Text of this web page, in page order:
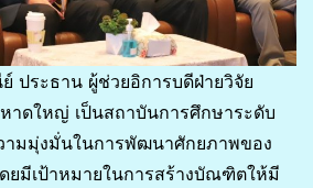
ประธาน ผู้ช่วยอิการบดีฝ่ายวิจัย
าดใหญ่ เป็นสถาบันการศึกษาระดับ
มมุ่งมั่นในการพัฒนาศักยภาพของ
มีเป้าหมายในการสร้างบัณฑิตให้มี